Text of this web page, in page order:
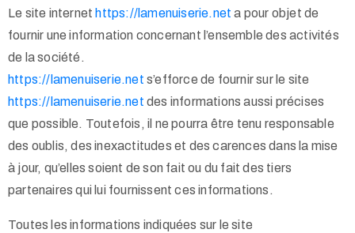
Le site internet https://lamenuiserie.net a pour objet de
fournir une information concernant l’ensemble des activités
de la société.
https://lamenuiserie.net s’efforce de fournir sur le site
https://lamenuiserie.net des informations aussi précises
que possible. Toutefois, il ne pourra être tenu responsable
des oublis, des inexactitudes et des carences dans la mise
à jour, qu’elles soient de son fait ou du fait des tiers
partenaires qui lui fournissent ces informations.
Toutes les informations indiquées sur le site